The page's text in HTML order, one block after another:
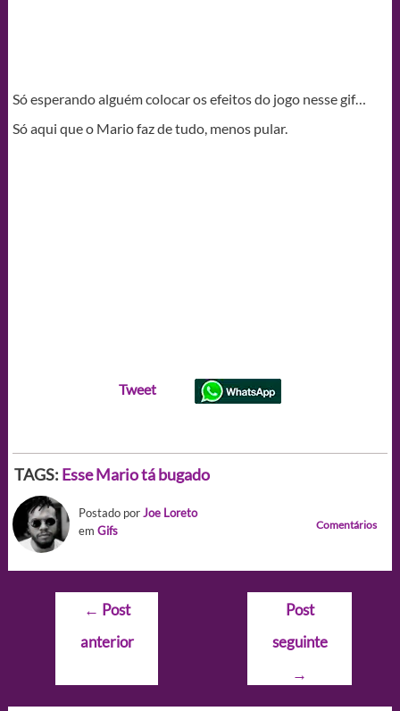
Só esperando alguém colocar os efeitos do jogo nesse gif…
Só aqui que o Mario faz de tudo, menos pular.
Tweet
TAGS: Esse Mario tá bugado
Postado porJoe Loreto
em Gifs Comentários
Navegação
Post
← Post
anterior
Post
seguinte
→